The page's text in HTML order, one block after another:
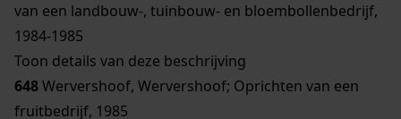
van een landbouw-, tuinbouw- en bloembollenbedrijf,
1984-1985
Toon details van deze beschrijving
648Wervershoof, Wervershoof; Oprichten van een
fruitbedrijf, 1985